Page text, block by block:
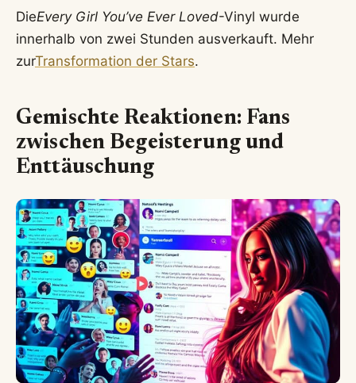
DieEvery Girl You’ve Ever Loved-Vinyl wurde
innerhalb von zwei Stunden ausverkauft. Mehr
zurTransformation der Stars.
Gemischte Reaktionen: Fans
zwischen Begeisterung und
Enttäuschung